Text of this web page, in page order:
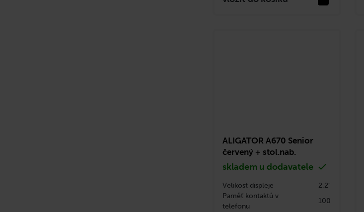
ALIGATOR A670 Senior
červený + stol.nab.
skladem u dodavatele
Velikost displeje
2,2"
Paměť kontaktů v
telefonu
100